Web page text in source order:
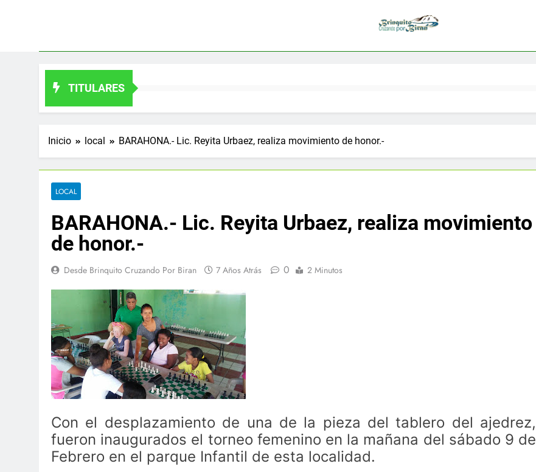
TITULARES
Inicio local BARAHONA.- Lic. Reyita Urbaez, realiza movimiento de honor.-
LOCAL
BARAHONA.- Lic. Reyita Urbaez, realiza movimiento
de honor.-
Desde Brinquito Cruzando Por Biran 7 Años Atrás 0 2 Minutos
Con el desplazamiento de una de la pieza del tablero del ajedrez,
fueron inaugurados el torneo femenino en la mañana del sábado 9 de
Febrero en el parque Infantil de esta localidad.